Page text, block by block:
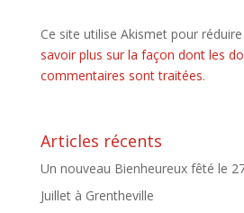
Ce site utilise Akismet pour
savoir plus sur la façon dont les
commentaires sont traitées.
Articles récents
Un nouveau Bienheureux fêté le
Juillet à Grentheville